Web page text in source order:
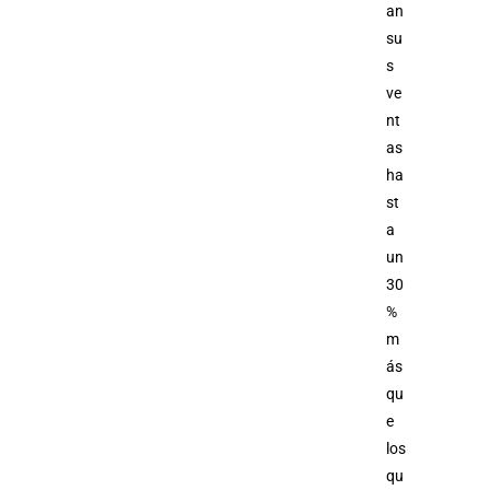
an
su
s
ve
nt
as
ha
st
a
un
30
%
m
ás
qu
e
los
qu